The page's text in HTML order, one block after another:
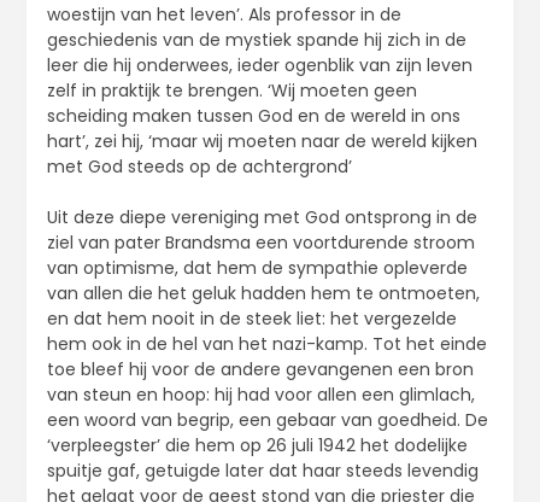
woestijn van het leven’. Als professor in de
geschiedenis van de mystiek spande hij zich in de
leer die hij onderwees, ieder ogenblik van zijn leven
zelf in praktijk te brengen. ‘Wij moeten geen
scheiding maken tussen God en de wereld in ons
hart’, zei hij, ‘maar wij moeten naar de wereld kijken
met God steeds op de achtergrond’
Uit deze diepe vereniging met God ontsprong in de
ziel van pater Brandsma een voortdurende stroom
van optimisme, dat hem de sympathie opleverde
van allen die het geluk hadden hem te ontmoeten,
en dat hem nooit in de steek liet: het vergezelde
hem ook in de hel van het nazi-kamp. Tot het einde
toe bleef hij voor de andere gevangenen een bron
van steun en hoop: hij had voor allen een glimlach,
een woord van begrip, een gebaar van goedheid. De
‘verpleegster’ die hem op 26 juli 1942 het dodelijke
spuitje gaf, getuigde later dat haar steeds levendig
het gelaat voor de geest stond van die priester die